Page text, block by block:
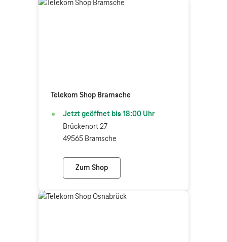
Telekom Shop Bramsche
Jetzt geöffnet bis 18:00 Uhr
Brückenort 27
49565 Bramsche
Zum Shop
Telekom Shop Bramsche